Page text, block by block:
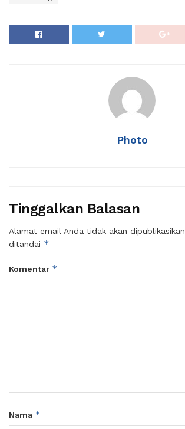
Photo
Tinggalkan Balasan
Alamat email Anda tidak akan
ditandai *
Komentar *
Nama *